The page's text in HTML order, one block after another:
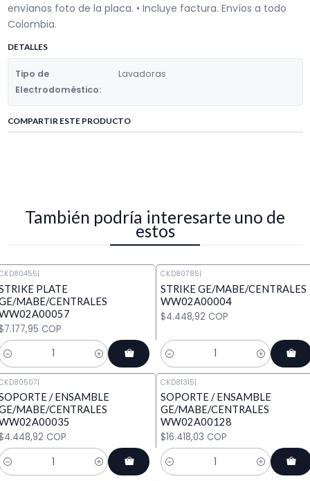
envíanos foto de la placa. • Incluye factura. Envíos a todo
Colombia.
DETALLES
Tipo de
Electrodoméstico:
Lavadoras
COMPARTIR ESTE PRODUCTO
También podría interesarte uno de
estos
|
PLATE
MABE/CENTRALES
COP
CKD80785|
STRIKE GE/MABE/CENTRALES
WW02A00004
$4.448,92 COP
Cantidad
|
/ ENSAMBLE
MABE/CENTRALES
COP
CKD81315|
SOPORTE / ENSAMBLE
GE/MABE/CENTRALES
WW02A00128
$16.418,03 COP
Cantidad